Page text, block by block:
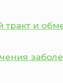
и